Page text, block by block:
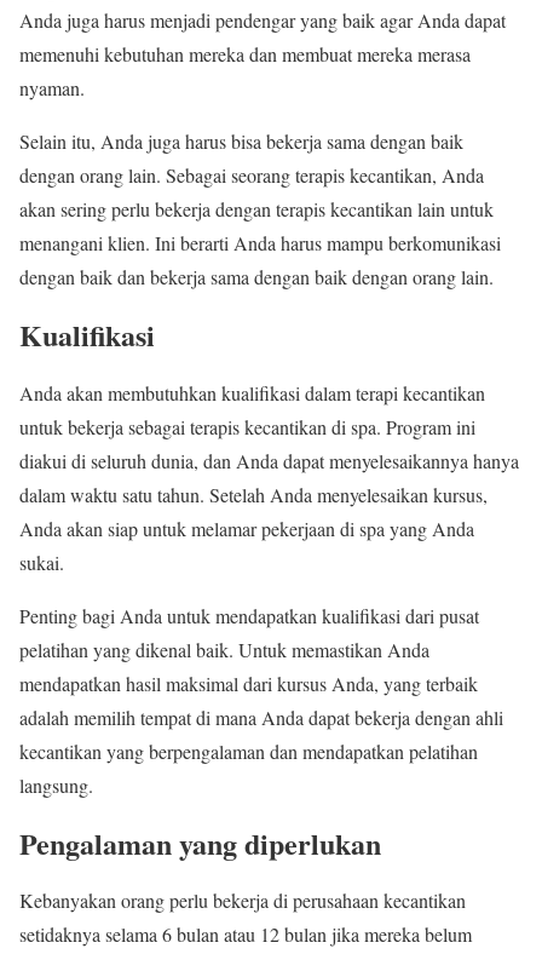
Anda juga harus menjadi pendengar yang baik agar Anda dapat
memenuhi kebutuhan mereka dan membuat mereka merasa
nyaman.
Selain itu, Anda juga harus bisa bekerja sama dengan baik
dengan orang lain. Sebagai seorang terapis kecantikan, Anda
akan sering perlu bekerja dengan terapis kecantikan lain untuk
menangani klien. Ini berarti Anda harus mampu berkomunikasi
dengan baik dan bekerja sama dengan baik dengan orang lain.
Kualifikasi
Anda akan membutuhkan kualifikasi dalam terapi kecantikan
untuk bekerja sebagai terapis kecantikan di spa. Program ini
diakui di seluruh dunia, dan Anda dapat menyelesaikannya hanya
dalam waktu satu tahun. Setelah Anda menyelesaikan kursus,
Anda akan siap untuk melamar pekerjaan di spa yang Anda
sukai.
Penting bagi Anda untuk mendapatkan kualifikasi dari pusat
pelatihan yang dikenal baik. Untuk memastikan Anda
mendapatkan hasil maksimal dari kursus Anda, yang terbaik
adalah memilih tempat di mana Anda dapat bekerja dengan ahli
kecantikan yang berpengalaman dan mendapatkan pelatihan
langsung.
Pengalaman yang diperlukan
Kebanyakan orang perlu bekerja di perusahaan kecantikan
setidaknya selama 6 bulan atau 12 bulan jika mereka belum